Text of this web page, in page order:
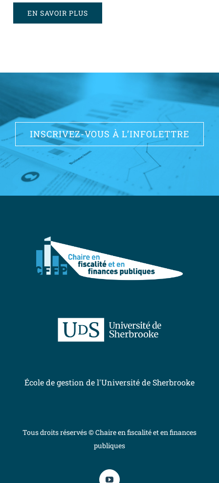
EN SAVOIR PLUS
INSCRIVEZ-VOUS À L’INFOLETTRE
École de gestion de l'Université de Sherbrooke
Tous droits réservés © Chaire en fiscalité et en finances
publiques